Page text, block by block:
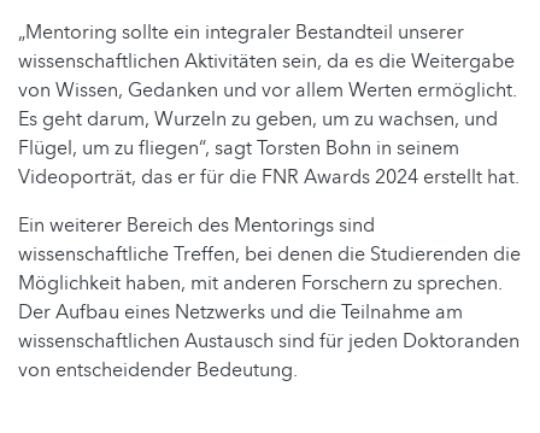
„Mentoring sollte ein integraler Bestandteil unserer
wissenschaftlichen Aktivitäten sein, da es die Weitergabe
von Wissen, Gedanken und vor allem Werten ermöglicht.
Es geht darum, Wurzeln zu geben, um zu wachsen, und
Flügel, um zu fliegen“, sagt Torsten Bohn in seinem
Videoporträt, das er für die FNR Awards 2024 erstellt hat.
Ein weiterer Bereich des Mentorings sind
wissenschaftliche Treffen, bei denen die Studierenden die
Möglichkeit haben, mit anderen Forschern zu sprechen.
Der Aufbau eines Netzwerks und die Teilnahme am
wissenschaftlichen Austausch sind für jeden Doktoranden
von entscheidender Bedeutung.